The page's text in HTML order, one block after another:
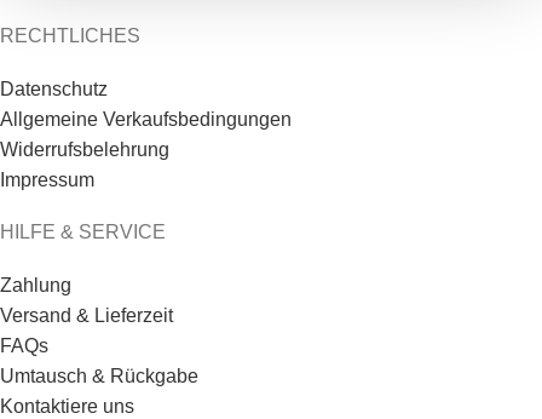
RECHTLICHES
Datenschutz
Allgemeine Verkaufsbedingungen
Widerrufsbelehrung
Impressum
HILFE & SERVICE
Zahlung
Versand & Lieferzeit
FAQs
Umtausch & Rückgabe
Kontaktiere uns